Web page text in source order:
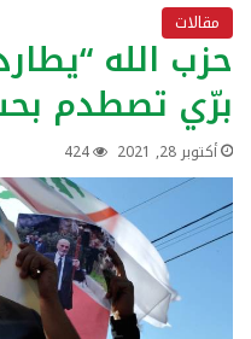
مقالات
حزب الله
برّي تصطدم
أكتوبر 28, 2021 424